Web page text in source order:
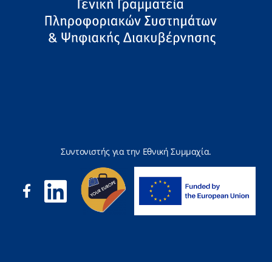
Συντονιστής για την Εθνική Συμμαχία.